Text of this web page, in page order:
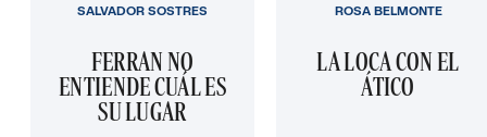
FERRAN NO
ENTIENDE CUÁL ES
SU LUGAR
SALVADOR SOSTRES
LA LOCA CON EL
ÁTICO
ROSA BELMONTE